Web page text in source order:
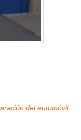
del automóvil